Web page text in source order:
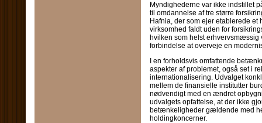
Myndighederne var ikke indstillet
til omdannelse af tre større
Hafnia, der som ejer etablerede
virksomhed faldt uden for
hvilken som helst erhvervsmæssig
forbindelse at overveje en
I en forholdsvis omfattende
aspekter af problemet, også set i
internationalisering. Udvalget
mellem de finansielle institutter
nødvendigt med en ændret
udvalgets opfattelse, at der ikke
betænkeligheder gældende med
holdingkoncerner.